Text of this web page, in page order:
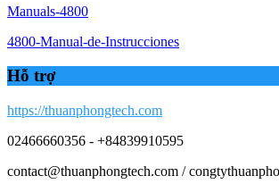
Manuals-4800
4800-Manual-de-Instrucciones
Hỗ trợ
https://thuanphongtech.com
02466660356 - +84839910595
contact@thuanphongtech.com /